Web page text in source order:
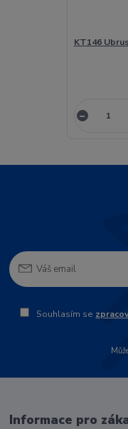
KT146
Souhlasím se
Informace pro